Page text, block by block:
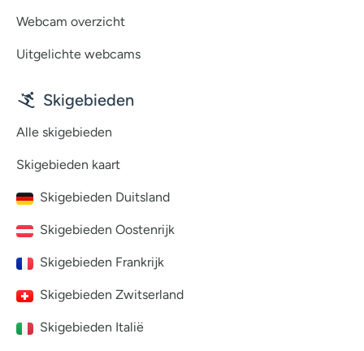
Webcam overzicht
Uitgelichte webcams
Skigebieden
Alle skigebieden
Skigebieden kaart
Skigebieden Duitsland
Skigebieden Oostenrijk
Skigebieden Frankrijk
Skigebieden Zwitserland
Skigebieden Italië